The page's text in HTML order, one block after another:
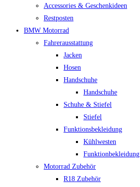
Accessories & Geschenkideen
Restposten
BMW Motorrad
Fahrerausstattung
Jacken
Hosen
Handschuhe
Handschuhe
Schuhe & Stiefel
Stiefel
Funktionsbekleidung
Kühlwesten
Funktionbekleidung
Motorrad Zubehör
R18 Zubehör